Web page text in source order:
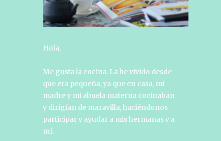
Hola,
Me gusta la cocina. La he vivido desde
que era pequeña, ya que en casa, mi
madre y mi abuela materna cocinaban
y dirigían de maravilla, haciéndonos
participar y ayudar a mis hermanas y a
mí.